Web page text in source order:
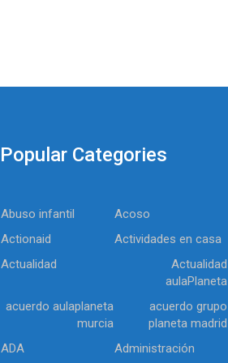
Popular Categories
Abuso infantil
Acoso
Actionaid
Actividades en casa
Actualidad
Actualidad
aulaPlaneta
acuerdo aulaplaneta
murcia
acuerdo grupo
planeta madrid
ADA
Administración